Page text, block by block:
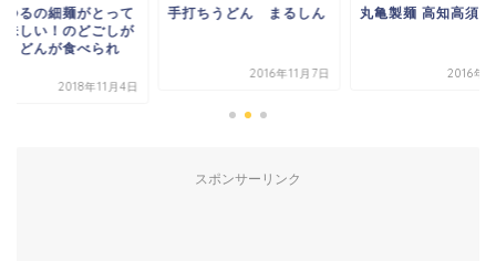
って
しが
れ
手打ちうどん まるしん 丸亀製麺 高知高須店
つる
る...
スポンサーリンク